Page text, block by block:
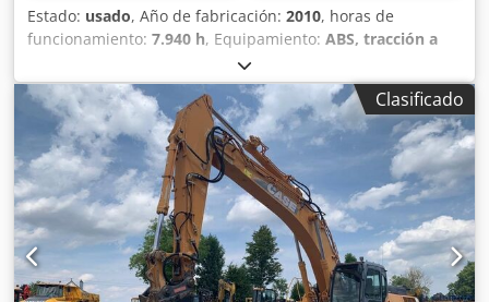
Estado: usado, Año de fabricación: 2010, horas de
funcionamiento: 7.940 h, Equipamiento: ABS, tracción a
, MINIESTACIÓN DE EXCAVACIÓN CASE
Tipo: WX165 (Excavadora hidráulica) Número de
homologación: N211 Fabricante del motor: Case Potencia
del motor: 105 kW Horas de funcionamiento: 7940 h Peso
máximo permitido: 18 000 kg Longitud para el transporte:
8,19 m Ancho para el transporte: 1,91 m Altura para el
transporte: 2,89 m Color: Amarillo - Control mediante
joystick - Pala niveladora Dodpfx Akjzripce Eewa - Cámara
Con gusto le brindamos apoyo también en el ámbito de la
financiación/arrendamiento a través de nuestros socios.
Todos los datos son orientativos. Salvo error y omisión.
Clasificado